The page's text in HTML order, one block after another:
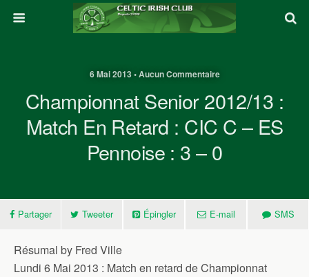
6 Mai 2013 • Aucun Commentaire
Championnat Senior 2012/13 :
Match En Retard : CIC C – ES
Pennoise : 3 – 0
Partager Tweeter Épingler E-mail SMS
Résumal by Fred Ville
Lundi 6 Mai 2013 : Match en retard de Championnat